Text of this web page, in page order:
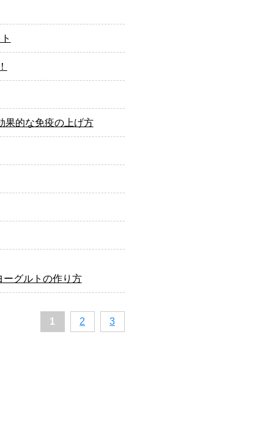
果的な免疫の上げ方
グルトの作り方
1 2 3